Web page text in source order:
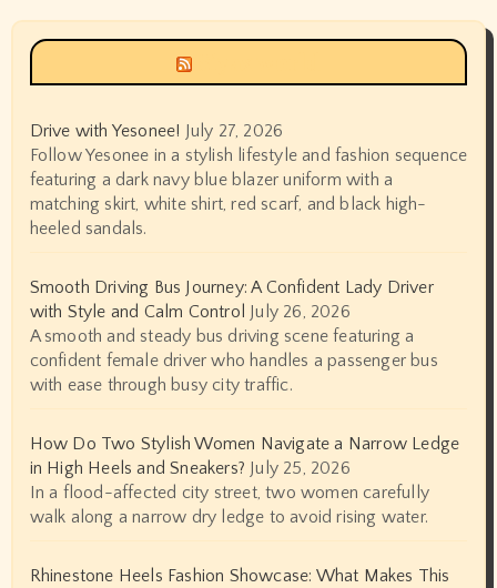
Drive with Yesonee! July 27, 2026
Follow Yesonee in a stylish lifestyle and fashion sequence
featuring a dark navy blue blazer uniform with a
matching skirt, white shirt, red scarf, and black high-
heeled sandals.
Smooth Driving Bus Journey: A Confident Lady Driver
with Style and Calm Control July 26, 2026
A smooth and steady bus driving scene featuring a
confident female driver who handles a passenger bus
with ease through busy city traffic.
How Do Two Stylish Women Navigate a Narrow Ledge
in High Heels and Sneakers? July 25, 2026
In a flood-affected city street, two women carefully
walk along a narrow dry ledge to avoid rising water.
Rhinestone Heels Fashion Showcase: What Makes This